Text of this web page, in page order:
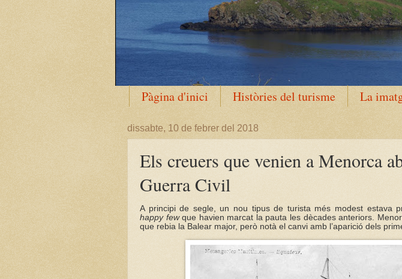
Pàgina d'inici Històries del turisme La
dissabte, 10 de febrer del 2018
Els creuers que venien a Menorca
Guerra Civil
A principi de segle, un nou tipus de turista més modest estava
happy fewque havien marcat la pauta les dècades anteriors.
que rebia la Balear major, però notà el canvi amb l’aparició dels